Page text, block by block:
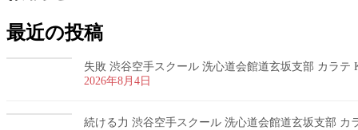
最近の投稿
失敗 渋谷空手スクール 洗心道会館道玄坂支部 カラテ
2026年8月4日
続ける力 渋谷空手スクール 洗心道会館道玄坂支部 カ